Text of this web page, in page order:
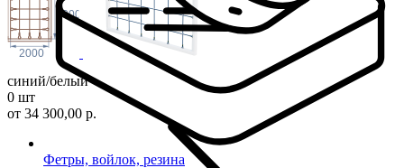
Фетры, войлок, резина
2000
2000
синий/белый
0 шт
от 34 300,00 р.